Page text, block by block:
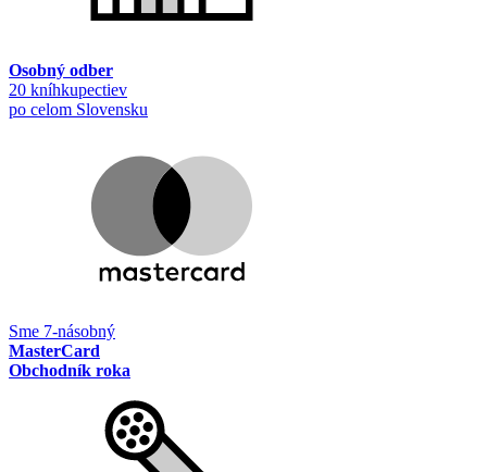
Osobný odber
20 kníhkupectiev
po celom Slovensku
Sme 7-násobný
MasterCard
Obchodník roka